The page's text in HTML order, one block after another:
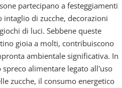
partecipano a festeggiamenti
intaglio di zucche, decorazioni
di luci. Sebbene queste
gioia a molti, contribuiscono
ambientale significativa. In
spreco alimentare legato all'uso
zucche, il consumo energetico